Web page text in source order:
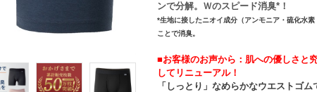
ンで分解。Ｗのスピード消臭*！
*生地に接したニオイ成分（アンモニア・硫化水
ことで消臭。
■お客様のお声から：肌への優しさと
してリニューアル！
「しっとり」なめらかなウエストゴ